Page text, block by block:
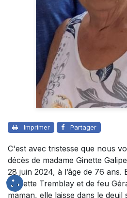
Imprimer Partager
C'est avec tristesse que nous
décès de madame Ginette
28 juin 2024, à l’âge de 76 ans.
Annette Tremblay et de feu
maman, elle laisse dans le deuil